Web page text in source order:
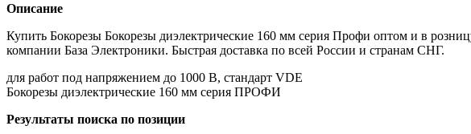
Описание
Купить Бокорезы Бокорезы диэлектрические 160 мм серия Профи оптом и в
компании База Электроники. Быстрая доставка по всей России и странам СНГ.
для работ под напряжением до 1000 В, стандарт VDE
Бокорезы диэлектрические 160 мм серия ПРОФИ
Результаты поиска по позиции